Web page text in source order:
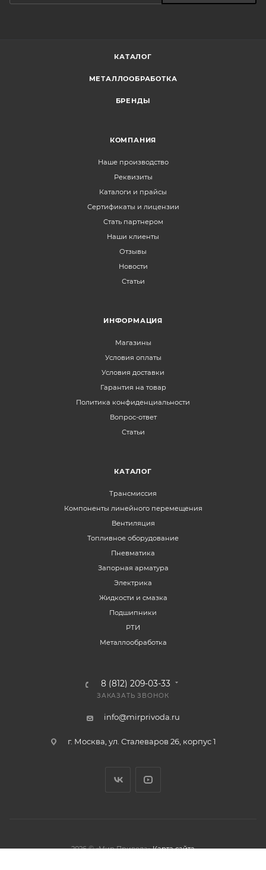
КАТАЛОГ
МЕТАЛЛООБРАБОТКА
БРЕНДЫ
КОМПАНИЯ
Наше производство
Реквизиты
Каталоги и прайсы
Сертификаты и лицензии
Стать партнером
Наши клиенты
Отзывы
Новости
Статьи
ИНФОРМАЦИЯ
Магазины
Условия оплаты
Условия доставки
Гарантия на товар
Политика конфиденциальности
Вопрос-ответ
Статьи
КАТАЛОГ
Трансмиссия
Компоненты линейного перемещения
Вентиляция
Топливное оборудование
Пневматика
Запорная арматура
Электрика
Жидкости и смазка
Подшипники
РТИ
Металлообработка
8 (812) 209-03-33
ЗАКАЗАТЬ ЗВОНОК
info@mirprivoda.ru
г. Москва, ул. Сталеваров 26, корпус 1
2026 © «Мир Привода» Карта сайта